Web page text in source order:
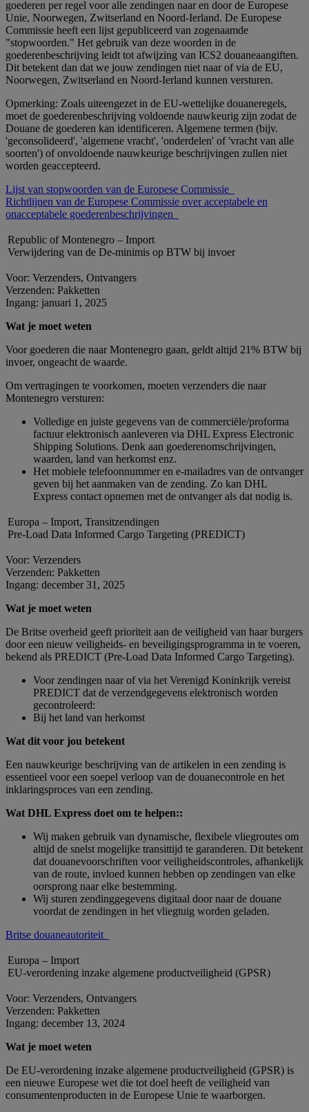
goederen per regel voor alle zendingen naar en door de Europese
Unie, Noorwegen, Zwitserland en Noord-Ierland. De Europese
Commissie heeft een lijst gepubliceerd van zogenaamde
"stopwoorden." Het gebruik van deze woorden in de
goederenbeschrijving leidt tot afwijzing van ICS2 douaneaangiften.
Dit betekent dan dat we jouw zendingen niet naar of via de EU,
Noorwegen, Zwitserland en Noord-Ierland kunnen versturen.
Opmerking: Zoals uiteengezet in de EU-wettelijke douaneregels,
moet de goederenbeschrijving voldoende nauwkeurig zijn zodat de
Douane de goederen kan identificeren. Algemene termen (bijv.
'geconsolideerd', 'algemene vracht', 'onderdelen' of 'vracht van alle
soorten') of onvoldoende nauwkeurige beschrijvingen zullen niet
worden geaccepteerd.
Lijst van stopwoorden van de Europese Commissie
Richtlijnen van de Europese Commissie over acceptabele en
onacceptabele goederenbeschrijvingen
Republic of Montenegro – Import
Verwijdering van de De-minimis op BTW bij invoer
Voor: Verzenders, Ontvangers
Verzenden: Pakketten
Ingang: januari 1, 2025
Wat je moet weten
Voor goederen die naar Montenegro gaan, geldt altijd 21% BTW bij
invoer, ongeacht de waarde.
Om vertragingen te voorkomen, moeten verzenders die naar
Montenegro versturen:
Volledige en juiste gegevens van de commerciële/proforma
factuur elektronisch aanleveren via DHL Express Electronic
Shipping Solutions. Denk aan goederenomschrijvingen,
waarden, land van herkomst enz.
Het mobiele telefoonnummer en e-mailadres van de ontvanger
geven bij het aanmaken van de zending. Zo kan DHL
Express contact opnemen met de ontvanger als dat nodig is.
Europa – Import, Transitzendingen
Pre-Load Data Informed Cargo Targeting (PREDICT)
Voor: Verzenders
Verzenden: Pakketten
Ingang: december 31, 2025
Wat je moet weten
De Britse overheid geeft prioriteit aan de veiligheid van haar burgers
door een nieuw veiligheids- en beveiligingsprogramma in te voeren,
bekend als PREDICT (Pre-Load Data Informed Cargo Targeting).
Voor zendingen naar of via het Verenigd Koninkrijk vereist
PREDICT dat de verzendgegevens elektronisch worden
gecontroleerd:
Bij het land van herkomst
Wat dit voor jou betekent
Een nauwkeurige beschrijving van de artikelen in een zending is
essentieel voor een soepel verloop van de douanecontrole en het
inklaringsproces van een zending.
Wat DHL Express doet om te helpen::
Wij maken gebruik van dynamische, flexibele vliegroutes om
altijd de snelst mogelijke transittijd te garanderen. Dit betekent
dat douanevoorschriften voor veiligheidscontroles, afhankelijk
van de route, invloed kunnen hebben op zendingen van elke
oorsprong naar elke bestemming.
Wij sturen zendinggegevens digitaal door naar de douane
voordat de zendingen in het vliegtuig worden geladen.
Britse douaneautoriteit
Europa – Import
EU-verordening inzake algemene productveiligheid (GPSR)
Voor: Verzenders, Ontvangers
Verzenden: Pakketten
Ingang: december 13, 2024
Wat je moet weten
De EU-verordening inzake algemene productveiligheid (GPSR) is
een nieuwe Europese wet die tot doel heeft de veiligheid van
consumentenproducten in de Europese Unie te waarborgen.